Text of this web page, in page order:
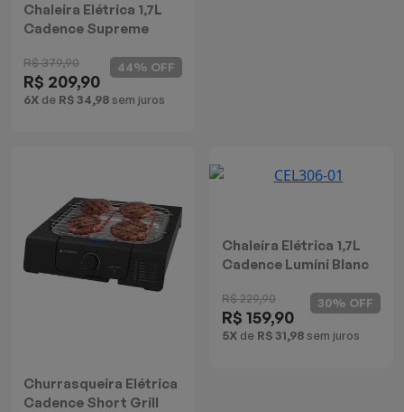
Chaleira Elétrica 1,7L
Cadence Supreme
R$ 379,90
R$ 209,90
6X de R$ 34,98 sem juros
44% OFF
Churrasqueira Elétrica
Cadence Short Grill
Chaleira Elétrica 1,7L
Cadence Lumini Blanc
R$ 229,90
R$ 159,90
5X de R$ 31,98 sem juros
30% OFF